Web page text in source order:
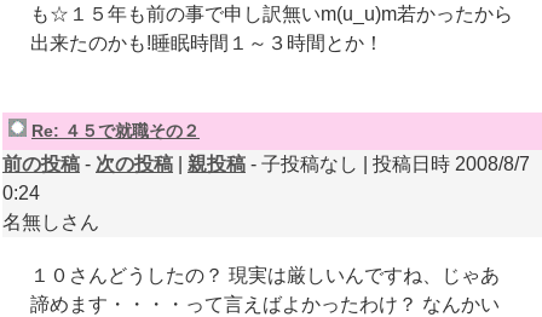
も☆１５年も前の事で申し訳無いm(u_u)m若かったから
出来たのかも!睡眠時間１～３時間とか！
Re: ４５で就職その２
前の投稿 - 次の投稿 親投稿 - 子投稿なし | 投稿日時 2008/8/7
0:24
名無しさん
１０さんどうしたの？ 現実は厳しいんですね、じゃあ
諦めます・・・・って言えばよかったわけ？ なんかい